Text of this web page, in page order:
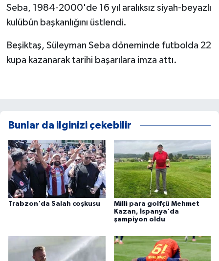
Seba, 1984-2000'de 16 yıl aralıksız siyah-beyazlı
kulübün başkanlığını üstlendi.
Beşiktaş, Süleyman Seba döneminde futbolda 22
kupa kazanarak tarihi başarılara imza attı.
Bunlar da ilginizi çekebilir
Trabzon'da Salah coşkusu
Milli para golfçü Mehmet
Kazan, İspanya'da
şampiyon oldu